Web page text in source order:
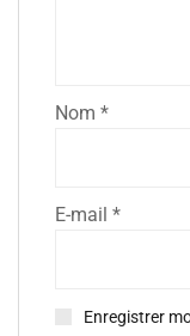
Nom *
E-mail *
Enregistrer